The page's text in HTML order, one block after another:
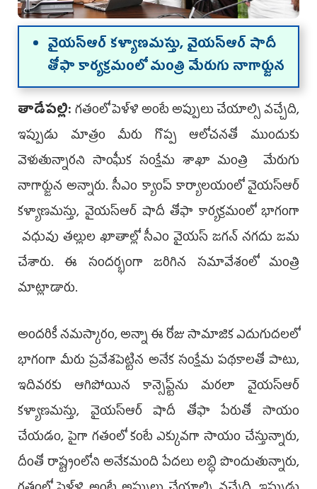
వైయ‌స్ఆర్‌ కళ్యాణమస్తు, వైయ‌స్ఆర్‌ షాదీ
తోఫా కార్య‌క్ర‌మంలో మంత్రి మేరుగు నాగార్జున‌
తాడేప‌ల్లి:గతంలో పెళ్ళి అంటే అప్పులు చేయాల్సి వచ్చేది,
ఇప్పుడు మాత్రం మీరు గొప్ప ఆలోచనతో ముందుకు
వెళుతున్నారని సాంఘీక సంక్షేమ శాఖా మంత్రి మేరుగు
నాగార్జున అన్నారు. సీఎం క్యాంప్‌ కార్యాలయంలో వైయ‌స్ఆర్‌
కళ్యాణమస్తు, వైయ‌స్ఆర్‌ షాదీ తోఫా కార్య‌క్ర‌మంలో భాగంగా
వధువు తల్లుల ఖాతాల్లో సీఎం వైయ‌స్ జ‌గ‌న్ నగదు జమ
చేశారు. ఈ సందర్భంగా జరిగిన సమావేశంలో మంత్రి
మాట్లాడారు.
అందరికీ నమస్కారం, అన్నా ఈ రోజు సామాజిక ఎదుగుదలలో
భాగంగా మీరు ప్రవేశపెట్టిన అనేక సంక్షేమ పథకాలతో పాటు,
ఇదివరకు ఆగిపోయిన కాన్సెప్ట్‌ను మరలా వైయ‌స్ఆర్‌
కళ్యాణమస్తు, వైయ‌స్ఆర్‌ షాదీ తోఫా పేరుతో సాయం
చేయడం, పైగా గతంలో కంటే ఎక్కువగా సాయం చేస్తున్నారు,
దీంతో రాష్ట్రంలోని అనేకమంది పేదలు లబ్ధి పొందుతున్నారు,